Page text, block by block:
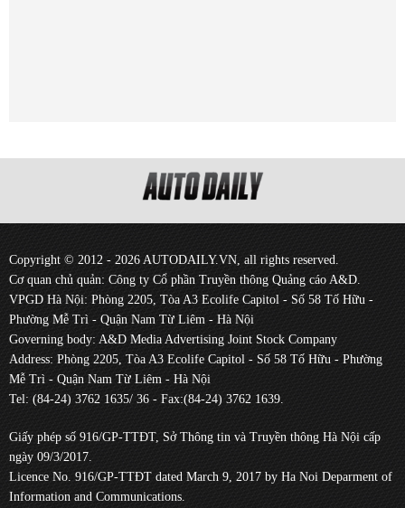
Copyright © 2012 - 2026 AUTODAILY.VN, all rights reserved.
Cơ quan chủ quản: Công ty Cổ phần Truyền thông Quảng cáo A&D.
VPGD Hà Nội: Phòng 2205, Tòa A3 Ecolife Capitol - Số 58 Tố Hữu -
Phường Mễ Trì - Quận Nam Từ Liêm - Hà Nội
Governing body: A&D Media Advertising Joint Stock Company
Address: Phòng 2205, Tòa A3 Ecolife Capitol - Số 58 Tố Hữu - Phường
Mễ Trì - Quận Nam Từ Liêm - Hà Nội
Tel: (84-24) 3762 1635/ 36 - Fax:(84-24) 3762 1639.
Giấy phép số 916/GP-TTĐT, Sở Thông tin và Truyền thông Hà Nội cấp
ngày 09/3/2017.
Licence No. 916/GP-TTĐT dated March 9, 2017 by Ha Noi Deparment of
Information and Communications.